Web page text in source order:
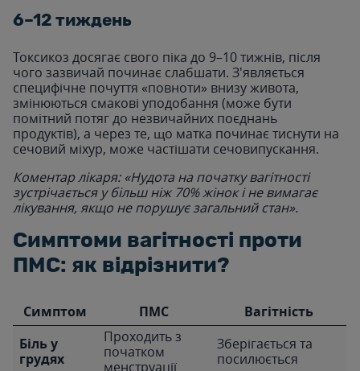
6–12 тиждень
Токсикоз досягає свого піка до 9–10 тижнів, після
чого зазвичай починає слабшати. З'являється
специфічне почуття «повноти» внизу живота,
змінюються смакові уподобання (може бути
помітний потяг до незвичайних поєднань
продуктів), а через те, що матка починає тиснути на
сечовий міхур, може частішати сечовипускання.
Коментар лікаря: «Нудота на початку вагітності
зустрічається у більш ніж 70% жінок і не вимагає
лікування, якщо не порушує загальний стан».
Симптоми вагітності проти
ПМС: як відрізнити?
Симптом ПМС
Вагітність
Біль у
грудях
Проходить з
початком
менструації
Зберігається та
посилюється